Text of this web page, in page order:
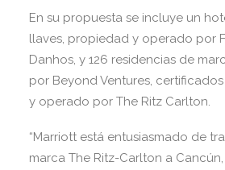
En su propuesta se incluye un
llaves, propiedad y operado por
Danhos, y 126 residencias de
por Beyond Ventures,
y operado por The Ritz Carlton.
“Marriott está entusiasmado de
marca The Ritz-Carlton a